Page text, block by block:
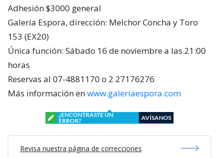
Adhesión $3000 general
Galería Espora, dirección: Melchor Concha y Toro
153 (EX20)
Única función: Sábado 16 de noviembre a las 21:00
horas
Reservas al 07-4881170 o 2 27176276
Más información enwww.galeriaespora.com
¿ENCONTRASTE UN
ERROR?
AVÍSANOS
Revisa nuestra página de correcciones